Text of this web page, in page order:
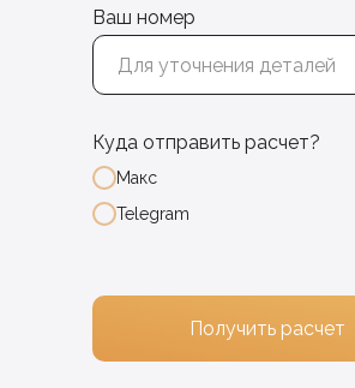
Ваш номер
Куда отправить расчет?
Макс
Telegram
Получить расчет